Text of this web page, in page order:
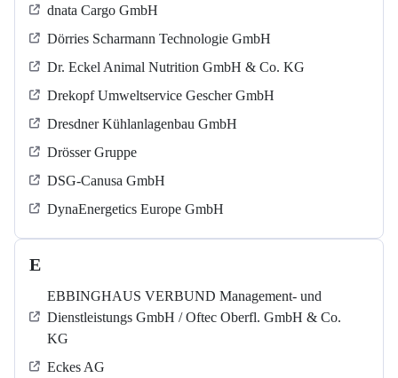
dnata Cargo GmbH
Dörries Scharmann Technologie GmbH
Dr. Eckel Animal Nutrition GmbH & Co. KG
Drekopf Umweltservice Gescher GmbH
Dresdner Kühlanlagenbau GmbH
Drösser Gruppe
DSG-Canusa GmbH
DynaEnergetics Europe GmbH
E
EBBINGHAUS VERBUND Management- und
Dienstleistungs GmbH / Oftec Oberfl. GmbH & Co.
KG
Eckes AG